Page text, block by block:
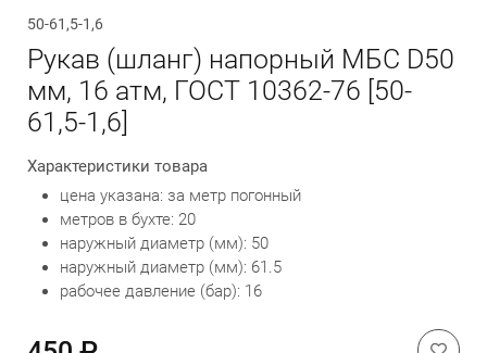
50-61,5-1,6
Рукав (шланг) напорный МБС D50
мм, 16 атм, ГОСТ 10362-76 [50-
61,5-1,6]
Характеристики товара
цена указана: за метр погонный
метров в бухте: 20
наружный диаметр (мм): 50
наружный диаметр (мм): 61.5
рабочее давление (бар): 16